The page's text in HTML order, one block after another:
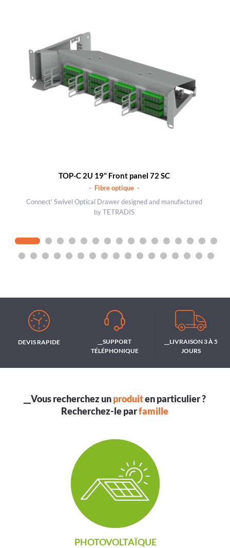
TOP-C 2U 19" Front panel 72 SC
- Fibre optique -
Connect' Swivel Optical Drawer designed and manufactured
by TETRADIS
DEVIS RAPIDE
__SUPPORT
TÉLÉPHONIQUE
__LIVRAISON 3 À 5
JOURS
__Vous recherchez unproduiten particulier ?
Recherchez-le parfamille
PHOTOVOLTAÏQUE